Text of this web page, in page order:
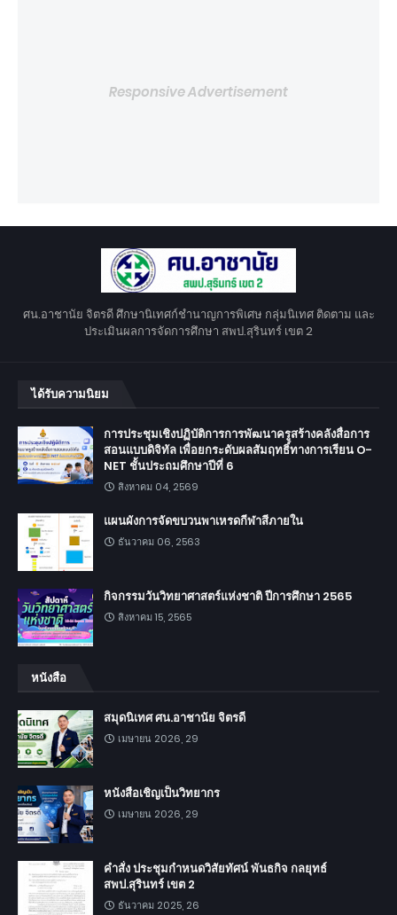
Responsive Advertisement
ศน.อาชานัย จิตรดี ศึกษานิเทศก์ชำนาญการพิเศษ กลุ่มนิเทศ ติดตาม และ
ประเมินผลการจัดการศึกษา สพป.สุรินทร์ เขต 2
ได้รับความนิยม
การประชุมเชิงปฏิบัติการการพัฒนาครูสร้างคลังสื่อการ
สอนแบบดิจิทัล เพื่อยกระดับผลสัมฤทธิ์ทางการเรียน O-
NET ชั้นประถมศึกษาปีที่ 6
สิงหาคม 04, 2569
แผนผังการจัดขบวนพาเหรดกีฬาสีภายใน
ธันวาคม 06, 2563
กิจกรรมวันวิทยาศาสตร์แห่งชาติ ปีการศึกษา 2565
สิงหาคม 15, 2565
หนังสือ
สมุดนิเทศ ศน.อาชานัย จิตรดี
เมษายน 2026, 29
หนังสือเชิญเป็นวิทยากร
เมษายน 2026, 29
คำสั่ง ประชุมกำหนดวิสัยทัศน์ พันธกิจ กลยุทธ์
สพป.สุรินทร์ เขต 2
ธันวาคม 2025, 26